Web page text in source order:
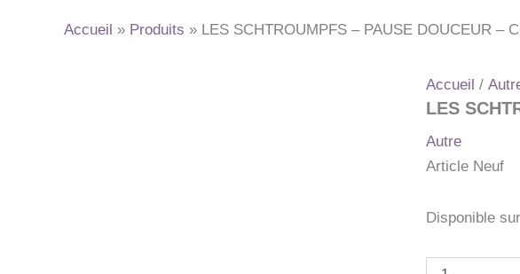
Accueil Produits LES SCHTROUMPFS – PAUSE DOUCEUR –
Accueil /
LES
Autre
Article Neuf
Disponible